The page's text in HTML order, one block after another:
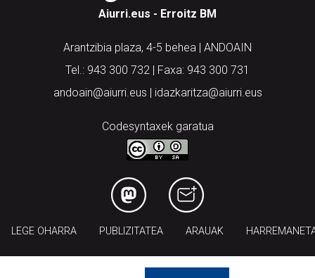
Aiurri.eus - Erroitz BM
Arantzibia plaza, 4-5 behea | ANDOAIN
Tel.: 943 300 732 | Faxa: 943 300 731
andoain@aiurri.eus | idazkaritza@aiurri.eus
Codesyntaxek garatua
LEGE OHARRA PUBLIZITATEA ARAUAK